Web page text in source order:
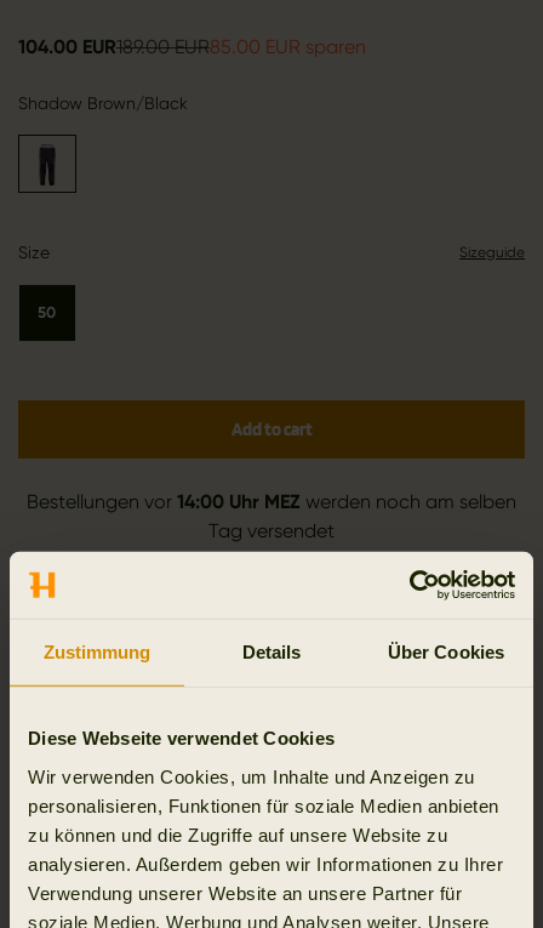
Zustimmung Details Über Cookies
Diese Webseite verwendet Cookies
Wir verwenden Cookies, um Inhalte und Anzeigen zu
personalisieren, Funktionen für soziale Medien anbieten
zu können und die Zugriffe auf unsere Website zu
analysieren. Außerdem geben wir Informationen zu Ihrer
Verwendung unserer Website an unsere Partner für
soziale Medien, Werbung und Analysen weiter. Unsere
104.00 EUR189.00 EUR85.00 EUR sparen
Shadow Brown/Black
Size Sizeguide
50
Add to cart
Bestellungen vor 14:00 Uhr MEZ werden noch am selben
Tag versendet
Bestellen Sie vor 14:00 Uhr CET für den Versand am selben Tag
Standard- und Expresszustellung an der Kasse verfügbar
Kostenloses 90-tägiges Rückgaberecht
Breathable, stretchable and lightweight
trousers designed for active use. Adjustable
hems and knees. With water-repellent DWR